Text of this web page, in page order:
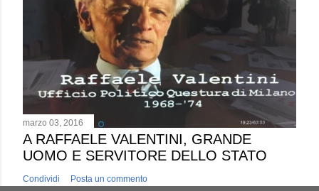
marzo 03, 2016
A RAFFAELE VALENTINI, GRANDE
UOMO E SERVITORE DELLO STATO
Condividi Posta un commento